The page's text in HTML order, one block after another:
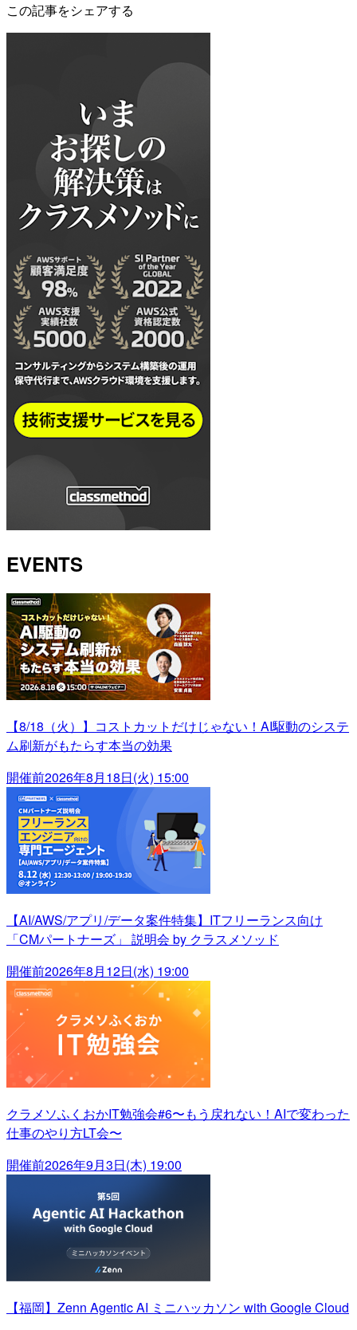
この記事をシェアする
EVENTS
【8/18（火）】コストカットだけじゃない！AI駆動のシステ
ム刷新がもたらす本当の効果
開催前2026年8月18日(火) 15:00
【AI/AWS/アプリ/データ案件特集】ITフリーランス向け
「CMパートナーズ」 説明会 by クラスメソッド
開催前2026年8月12日(水) 19:00
クラメソふくおかIT勉強会#6〜もう戻れない！AIで変わった
仕事のやり方LT会〜
開催前2026年9月3日(木) 19:00
【福岡】Zenn Agentic AI ミニハッカソン with Google Cloud